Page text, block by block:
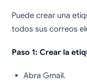
Puede crear una
todos sus correos
Paso 1: Crear la
Abra Gmail.